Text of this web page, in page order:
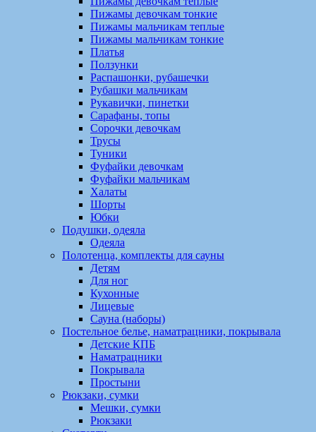
Пижамы девочкам тонкие
Пижамы мальчикам теплые
Пижамы мальчикам тонкие
Платья
Ползунки
Распашонки, рубашечки
Рубашки мальчикам
Рукавички, пинетки
Сарафаны, топы
Сорочки девочкам
Трусы
Туники
Фуфайки девочкам
Фуфайки мальчикам
Халаты
Шорты
Юбки
Подушки, одеяла
Одеяла
Полотенца, комплекты для сауны
Детям
Для ног
Кухонные
Лицевые
Сауна (наборы)
Постельное белье, наматрацники, покрывала
Детские КПБ
Наматрацники
Покрывала
Простыни
Рюкзаки, сумки
Мешки, сумки
Рюкзаки